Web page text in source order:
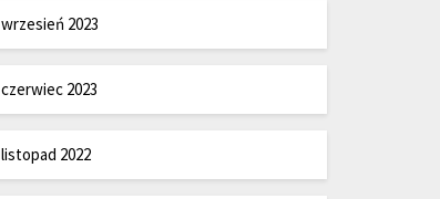
wrzesień 2023
czerwiec 2023
listopad 2022